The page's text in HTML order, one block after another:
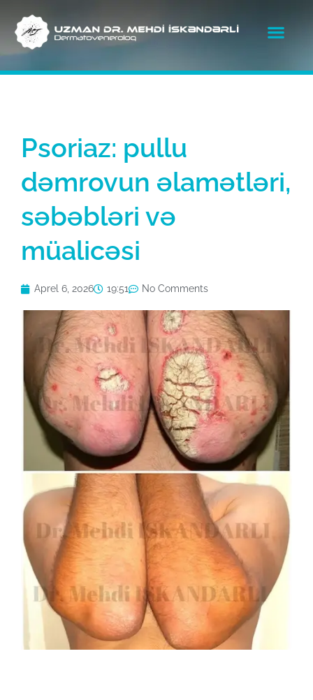
Psoriaz: pullu
dəmrovun əlamətləri,
səbəbləri və
müalicəsi
Aprel 6, 2026 19:51 No Comments